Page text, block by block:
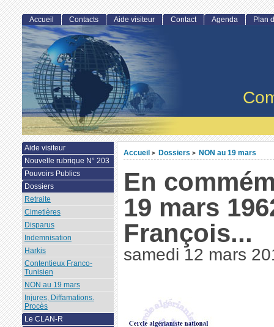
Accueil > Dossiers > NON au 19 mars
En
19 mars
François...
samedi 12 mars
Accueil Contacts Aide visiteur Contact Agenda Plan
Aide visiteur
Nouvelle rubrique N° 203
Pouvoirs Publics
Dossiers
Retraite
Cimetières
Disparus
Indemnisation
Harkis
Contentieux Franco-
Tunisien
NON au 19 mars
Injures, Diffamations.
Procès
Le CLAN-R